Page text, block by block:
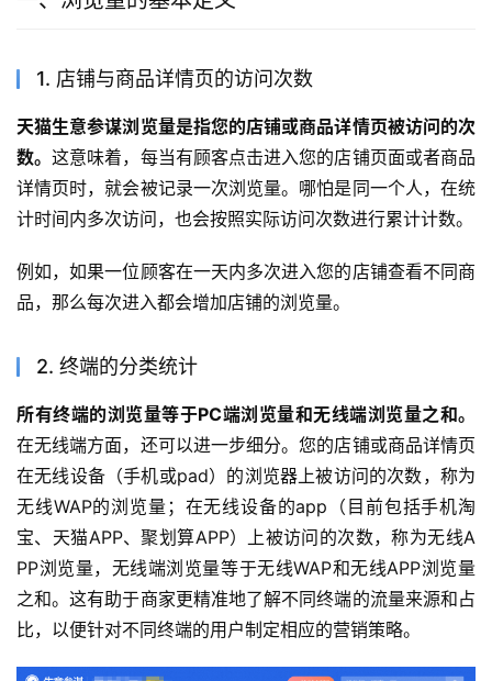
1. 店铺与商品详情页的访问次数
天猫生意参谋浏览量是指您的店铺或商品详情页被访问的次
数。这意味着，每当有顾客点击进入您的店铺页面或者商品
详情页时，就会被记录一次浏览量。哪怕是同一个人，在统
计时间内多次访问，也会按照实际访问次数进行累计计数。
例如，如果一位顾客在一天内多次进入您的店铺查看不同商
品，那么每次进入都会增加店铺的浏览量。
2. 终端的分类统计
所有终端的浏览量等于PC端浏览量和无线端浏览量之和。
在无线端方面，还可以进一步细分。您的店铺或商品详情页
在无线设备（手机或pad）的浏览器上被访问的次数，称为
无线WAP的浏览量；在无线设备的app（目前包括手机淘
宝、天猫APP、聚划算APP）上被访问的次数，称为无线A
PP浏览量，无线端浏览量等于无线WAP和无线APP浏览量
之和。这有助于商家更精准地了解不同终端的流量来源和占
比，以便针对不同终端的用户制定相应的营销策略。